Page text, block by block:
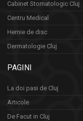
Cabinet Stomatologic Cluj
Centru Medical
Hernie de disc
Dermatologie Cluj
PAGINI
La doi pasi de Cluj
Articole
De Facut in Cluj